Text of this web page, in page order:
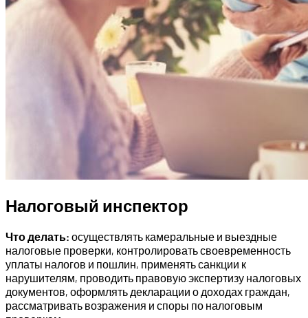
Налоговый инспектор
Что делать: осуществлять камеральные и выездные
налоговые проверки, контролировать своевременность
уплаты налогов и пошлин, применять санкции к
нарушителям, проводить правовую экспертизу налоговых
документов, оформлять декларации о доходах граждан,
рассматривать возражения и споры по налоговым